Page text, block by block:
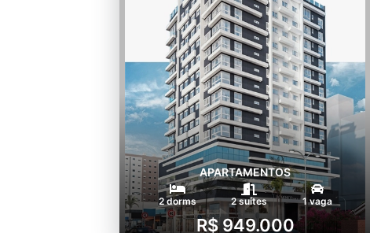
APARTAMENTOS
2 dorms 2 suítes 1 vaga
R$ 949.000